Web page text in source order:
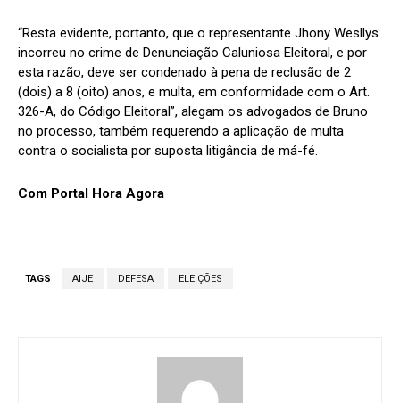
“Resta evidente, portanto, que o representante Jhony Wesllys
incorreu no crime de Denunciação Caluniosa Eleitoral, e por
esta razão, deve ser condenado à pena de reclusão de 2
(dois) a 8 (oito) anos, e multa, em conformidade com o Art.
326-A, do Código Eleitoral”, alegam os advogados de Bruno
no processo, também requerendo a aplicação de multa
contra o socialista por suposta litigância de má-fé.
Com Portal Hora Agora
TAGS AIJE DEFESA ELEIÇÕES